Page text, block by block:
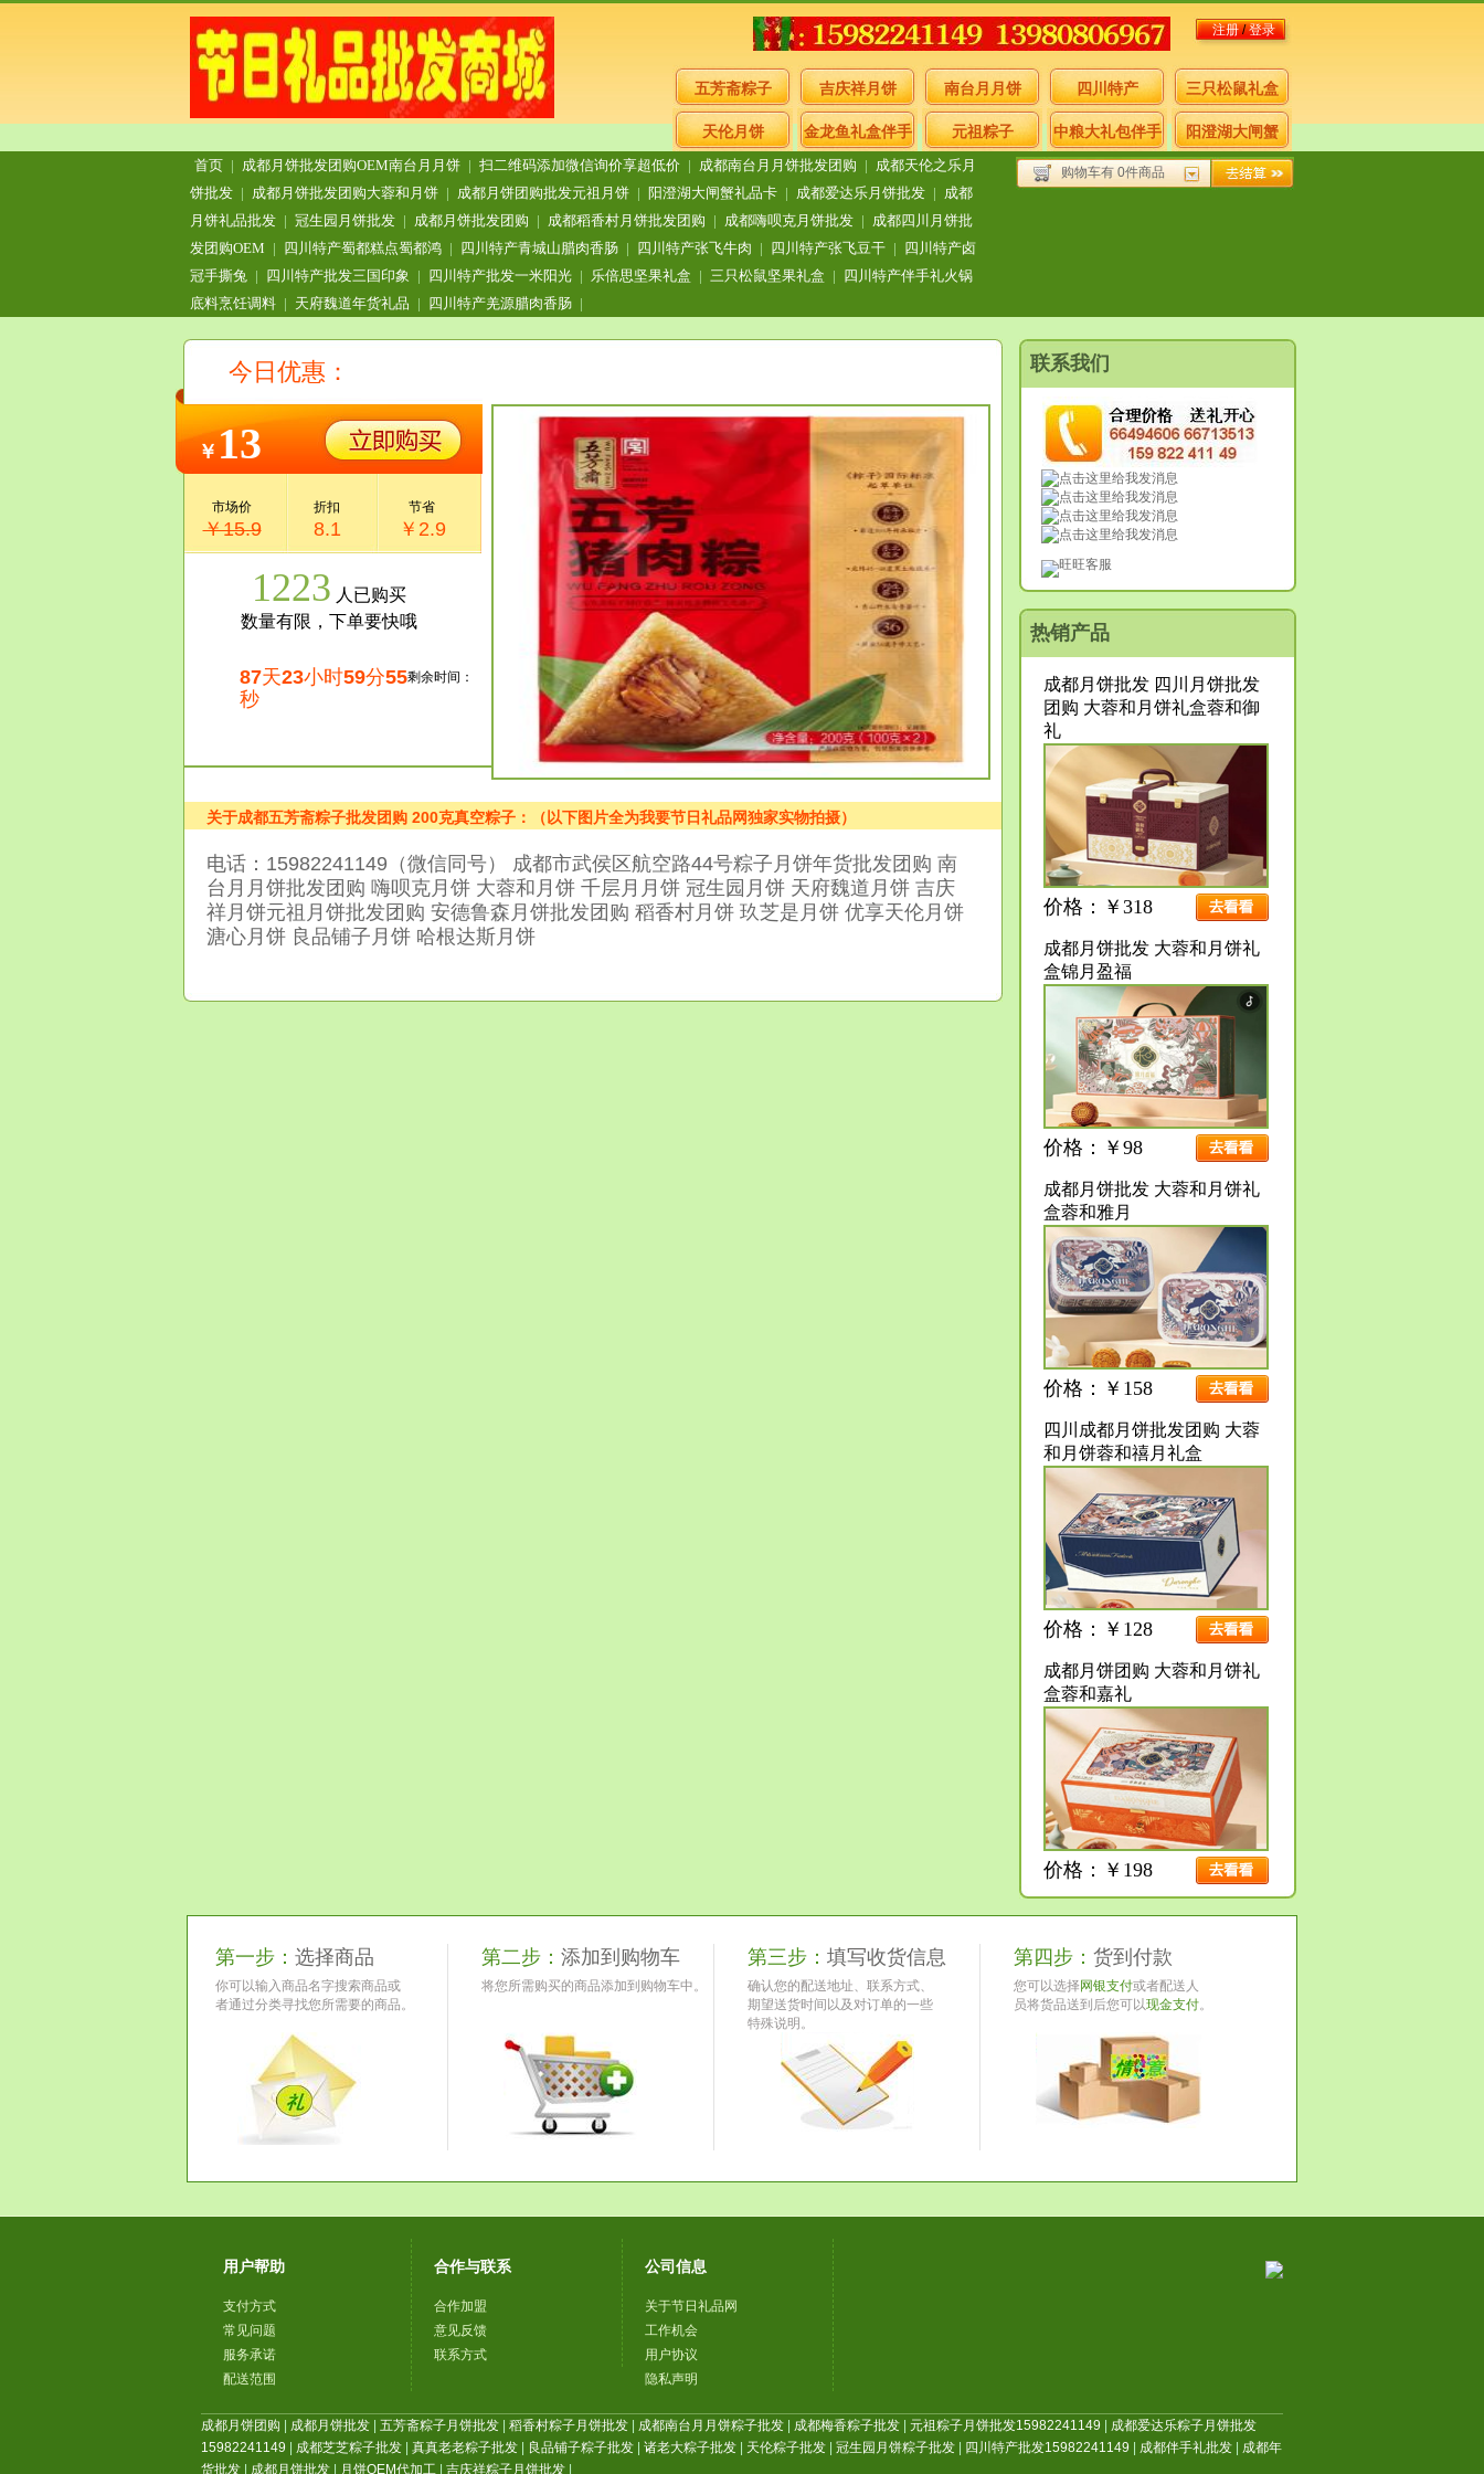
注册/登录
五芳斋粽子 吉庆祥月饼 南台月月饼 四川特产 三只松鼠礼盒
天伦月饼 金龙鱼礼盒伴手
礼
元祖粽子 中粮大礼包伴手
礼
阳澄湖大闸蟹
首页 | 成都月饼批发团购OEM南台月月饼 | 扫二维码添加微信询价享超低价 | 成都南台月月饼批发团购 | 成都天伦之乐月
饼批发 | 成都月饼批发团购大蓉和月饼 | 成都月饼团购批发元祖月饼 | 阳澄湖大闸蟹礼品卡 | 成都爱达乐月饼批发 | 成都
月饼礼品批发 | 冠生园月饼批发 | 成都月饼批发团购 | 成都稻香村月饼批发团购 | 成都嗨呗克月饼批发 | 成都四川月饼批
发团购OEM | 四川特产蜀都糕点蜀都鸿 | 四川特产青城山腊肉香肠 | 四川特产张飞牛肉 | 四川特产张飞豆干 | 四川特产卤
冠手撕兔 | 四川特产批发三国印象 | 四川特产批发一米阳光 | 乐倍思坚果礼盒 | 三只松鼠坚果礼盒 | 四川特产伴手礼火锅
底料烹饪调料 | 天府魏道年货礼品 | 四川特产羌源腊肉香肠 |
购物车有 0件商品
今日优惠：
￥13
市场价
￥15.9
折扣
8.1
节省
￥2.9
1223 人已购买
数量有限，下单要快哦
剩余时间：
87天23小时59分54
秒
关于成都五芳斋粽子批发团购 200克真空粽子：（以下图片全为我要节日礼品网独家实物拍摄）
电话：15982241149（微信同号） 成都市武侯区航空路44号粽子月饼年货批发团购 南
台月月饼批发团购 嗨呗克月饼 大蓉和月饼 千层月月饼 冠生园月饼 天府魏道月饼 吉庆
祥月饼元祖月饼批发团购 安德鲁森月饼批发团购 稻香村月饼 玖芝是月饼 优享天伦月饼
溏心月饼 良品铺子月饼 哈根达斯月饼
联系我们
旺旺客服
热销产品
成都月饼批发 四川月饼批发
团购 大蓉和月饼礼盒蓉和御
礼
价格：￥318
成都月饼批发 大蓉和月饼礼
盒锦月盈福
价格：￥98
成都月饼批发 大蓉和月饼礼
盒蓉和雅月
价格：￥158
四川成都月饼批发团购 大蓉
和月饼蓉和禧月礼盒
价格：￥128
成都月饼团购 大蓉和月饼礼
盒蓉和嘉礼
价格：￥198
第一步： 选择商品
你可以输入商品名字搜索商品或
者通过分类寻找您所需要的商品。
第二步： 添加到购物车
将您所需购买的商品添加到购物车中。
第三步： 填写收货信息
确认您的配送地址、联系方式、
期望送货时间以及对订单的一些
特殊说明。
第四步： 货到付款
您可以选择 网银支付或者配送人
员将货品送到后您可以现金支付。
用户帮助
支付方式
常见问题
服务承诺
配送范围
合作与联系
合作加盟
意见反馈
联系方式
公司信息
关于节日礼品网
工作机会
用户协议
隐私声明
成都月饼团购 成都月饼批发 五芳斋粽子月饼批发 稻香村粽子月饼批发 成都南台月月饼粽子批发 成都梅香粽子批发 元祖粽子月饼批发15982241149
成都爱达乐粽子月饼批发
15982241149
成都芝芝粽子批发 真真老老粽子批发 良品铺子粽子批发 诸老大粽子批发 天伦粽子批发 冠生园月饼粽子批发 四川特产批发15982241149 成都伴手礼批发
成都年
货批发
成都月饼批发 月饼OEM代加工 吉庆祥粽子月饼批发